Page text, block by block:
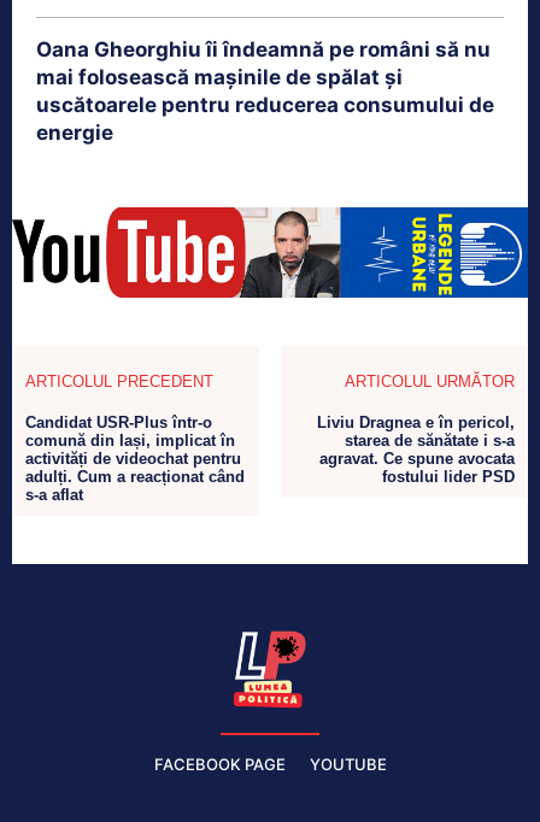
Oana Gheorghiu îi îndeamnă pe români să nu
mai folosească mașinile de spălat și
uscătoarele pentru reducerea consumului de
energie
ARTICOLUL PRECEDENT
Candidat USR-Plus într-o
comună din Iași, implicat în
activități de videochat pentru
adulți. Cum a reacționat când
s-a aflat
ARTICOLUL URMĂTOR
Liviu Dragnea e în pericol,
starea de sănătate i s-a
agravat. Ce spune avocata
fostului lider PSD
FACEBOOK PAGE YOUTUBE